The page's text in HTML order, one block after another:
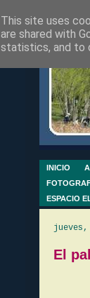
INICIO
ESPACIO
El
This site uses
are shared with
statistics, and to